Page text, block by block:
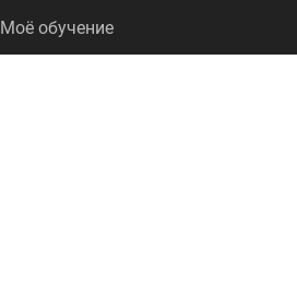
Моё обучение